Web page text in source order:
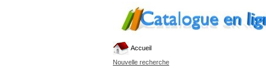
Accueil
Nouvelle recherche